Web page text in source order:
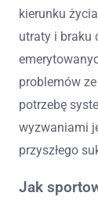
kierunku
utraty i braku
problemów
potrzebę
wyzwaniami
przyszłego
Jak